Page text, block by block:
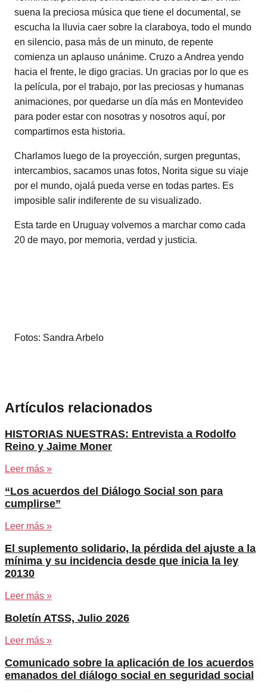
suena la preciosa música que tiene el documental, se
escucha la lluvia caer sobre la claraboya, todo el mundo
en silencio, pasa más de un minuto, de repente
comienza un aplauso unánime. Cruzo a Andrea yendo
hacia el frente, le digo gracias. Un gracias por lo que es
la película, por el trabajo, por las preciosas y humanas
animaciones, por quedarse un día más en Montevideo
para poder estar con nosotras y nosotros aquí, por
compartirnos esta historia.
Charlamos luego de la proyección, surgen preguntas,
intercambios, sacamos unas fotos, Norita sigue su viaje
por el mundo, ojalá pueda verse en todas partes. Es
imposible salir indiferente de su visualizado.
Esta tarde en Uruguay volvemos a marchar como cada
20 de mayo, por memoria, verdad y justicia.
Fotos: Sandra Arbelo
Artículos relacionados
HISTORIAS NUESTRAS: Entrevista a Rodolfo
Reino y Jaime Moner
Leer más »
“Los acuerdos del Diálogo Social son para
cumplirse”
Leer más »
El suplemento solidario, la pérdida del ajuste a la
mínima y su incidencia desde que inicia la ley
20130
Leer más »
Boletín ATSS, Julio 2026
Leer más »
Comunicado sobre la aplicación de los acuerdos
emanados del diálogo social en seguridad social